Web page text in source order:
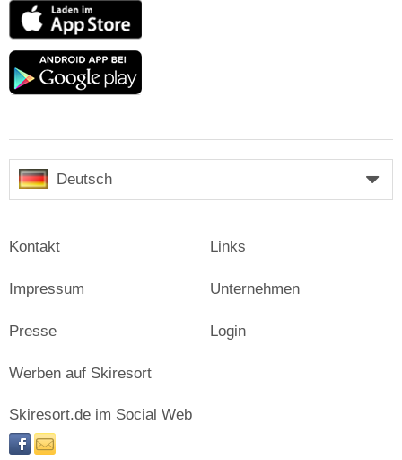
App
Store
Google
Deutsch
Kontakt
Impressum
Presse
Links
Unternehmen
Login
Werben auf Skiresort
Skiresort.de im Social Web
facebooknewsletter